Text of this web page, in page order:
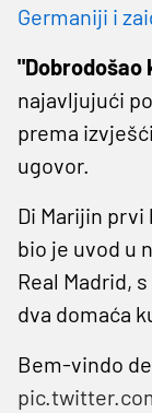
Germaniji i
"Dobrodošao
najavljujući
prema
ugovor.
Di Marijin
bio je uvod u
Real Madrid,
dva domaća
Bem-vindo